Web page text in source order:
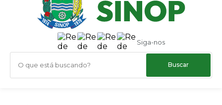
Siga-nos
O que está buscando?